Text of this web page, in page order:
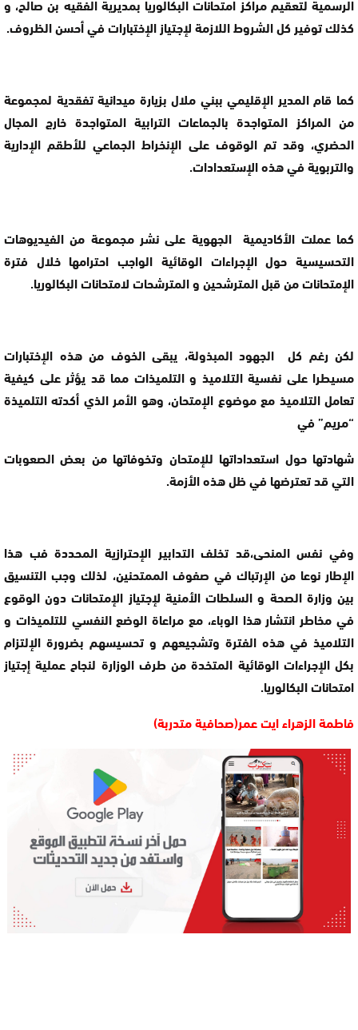
كذلك توفير كل الشروط اللازمة لإجتياز الإختبارات في أحسن الظروف.
كما قام المدير الإقليمي ببني ملال بزيارة ميدانية تفقدية لمجموعة
من المراكز المتواجدة بالجماعات الترابية المتواجدة خارج المجال
الحضري، وقد تم الوقوف على الإنخراط الجماعي للأطقم الإدارية
والتربوية في هذه الإستعدادات.
كما عملت الأكاديمية الجهوية على نشر مجموعة من الفيديوهات
التحسيسية حول الإجراءات الوقائية الواجب احترامها خلال فترة
الإمتحانات من قبل المترشحين و المترشحات لامتحانات البكالوريا.
لكن رغم كل الجهود المبذولة، يبقى الخوف من هذه الإختبارات
مسيطرا على نفسية التلاميذ و التلميذات مما قد يؤثر على كيفية
تعامل التلاميذ مع موضوع الإمتحان، وهو الأمر الذي أكدته التلميذة
“مريم” في
شهادتها حول استعداداتها للإمتحان وتخوفاتها من بعض الصعوبات
التي قد تعترضها في ظل هذه الأزمة.
وفي نفس المنحى،قد تخلف التدابير الإحترازية المحددة فب هذا
الإطار نوعا من الإرتباك في صفوف الممتحنين، لذلك وجب التنسيق
بين وزارة الصحة و السلطات الأمنية لإجتياز الإمتحانات دون الوقوع
في مخاطر انتشار هذا الوباء، مع مراعاة الوضع النفسي للتلميذات و
التلاميذ في هذه الفترة وتشجيعهم و تحسيسهم بضرورة الإلتزام
بكل الإجراءات الوقائية المتخدة من طرف الوزارة لنجاح عملية إجتياز
امتحانات البكالوريا.
فاطمة الزهراء ايت عمر(صحافية متدربة)